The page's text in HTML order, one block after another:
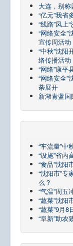
大连，别
“亿元”我省
“线路”凤上
“网络安全
宣传周活动
“中秋”沈阳
络传播活动
“网络”康平
“网络安全
荼展开
新湖青蓝
“车流量”
“设施”省
“食品”沈
“沈阳市”
么？
“气温”周
“蔬菜”沈
“蔬菜”9月
“阜新”助农